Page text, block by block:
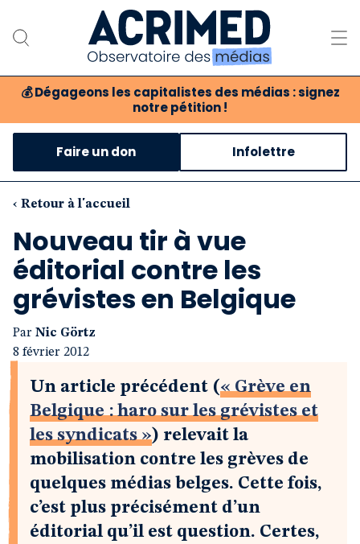
💰 Dégageons les capitalistes des médias : signez
notre pétition !
Notre association
Notre critique des médias
Nos propositions
Notre revue
Boutique
Faire un don Infolettre
‹ Retour à l'accueil
Nouveau tir à vue
éditorial contre les
grévistes en Belgique
Par Nic Görtz
8 février 2012
Un article précédent (« Grève en
Belgique : haro sur les grévistes et
les syndicats ») relevait la
mobilisation contre les grèves de
quelques médias belges. Cette fois,
c’est plus précisément d’un
éditorial qu’il est question. Certes,